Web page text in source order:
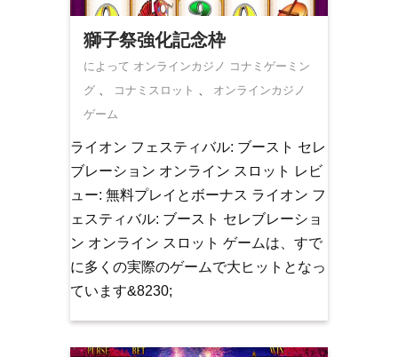
獅子祭強化記念枠
によって オンラインカジノ コナミゲーミン
グ 、 コナミスロット 、
オンラインカジノ
ゲーム
ライオン フェスティバル: ブースト セレ
ブレーション オンライン スロット レビ
ュー: 無料プレイとボーナス ライオン フ
ェスティバル: ブースト セレブレーショ
ン オンライン スロット ゲームは、すで
に多くの実際のゲームで大ヒットとなっ
ています&8230;